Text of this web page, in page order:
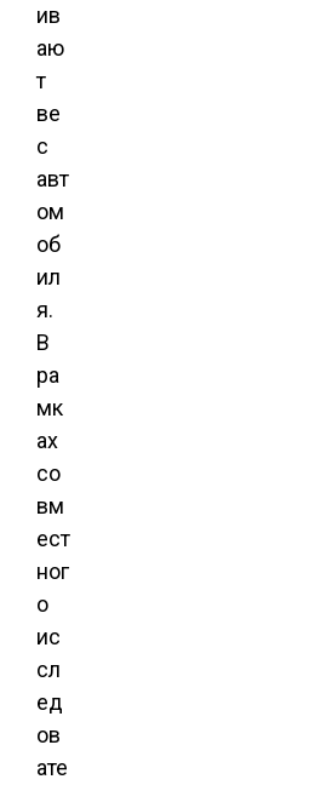
ив
аю
т
ве
с
авт
ом
об
ил
я.
В
ра
мк
ах
со
вм
ест
ног
о
ис
сл
ед
ов
ате